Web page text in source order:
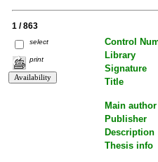
1 / 863
select
print
Control
Library
Signature
Title
Main author
Publisher
Description
Thesis info